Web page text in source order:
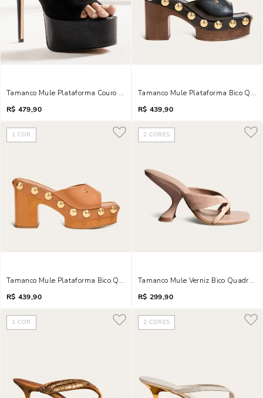
Tamanco Mule Plataforma Couro Camurça Salto Fino Preto
R$ 479,90
Tamanco Mule Plataforma Bico
R$ 439,90
1 COR
Tamanco Mule Plataforma Bico Quadrado Pampa Bege Ambar
R$ 439,90
2 CORES
Tamanco Mule Verniz Bico
R$ 299,90
1 COR 2 CORES